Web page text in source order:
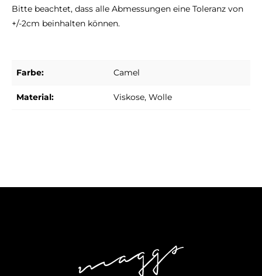
Bitte beachtet, dass alle Abmessungen eine Toleranz von
+/-2cm beinhalten können.
Farbe: Camel
Material: Viskose, Wolle